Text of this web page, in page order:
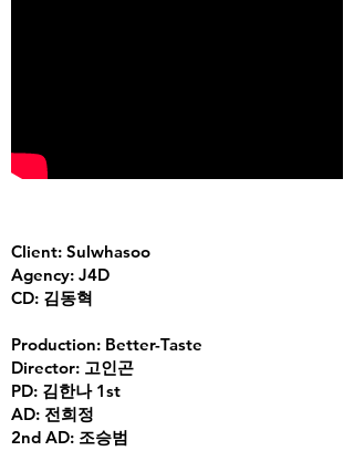
Client: Sulwhasoo
Agency: J4D
CD: 김동혁
Production: Better-Taste
Director: 고인곤
PD: 김한나 1st
AD: 전희정
2nd AD: 조승범